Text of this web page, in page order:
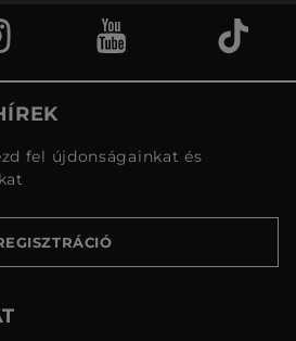
fel újdonságainkat és